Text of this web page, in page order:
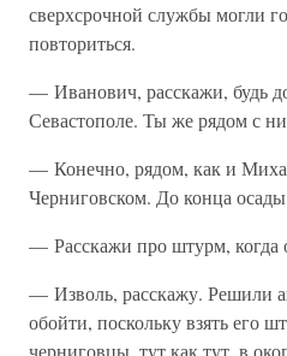
сверхсрочной службы могли
повториться.
— Иванович, расскажи, будь
Севастополе. Ты же рядом с
— Конечно, рядом, как и
Черниговском. До конца
— Расскажи про штурм, когда
— Изволь, расскажу. Решили
обойти, поскольку взять его
черниговцы, тут как тут, в